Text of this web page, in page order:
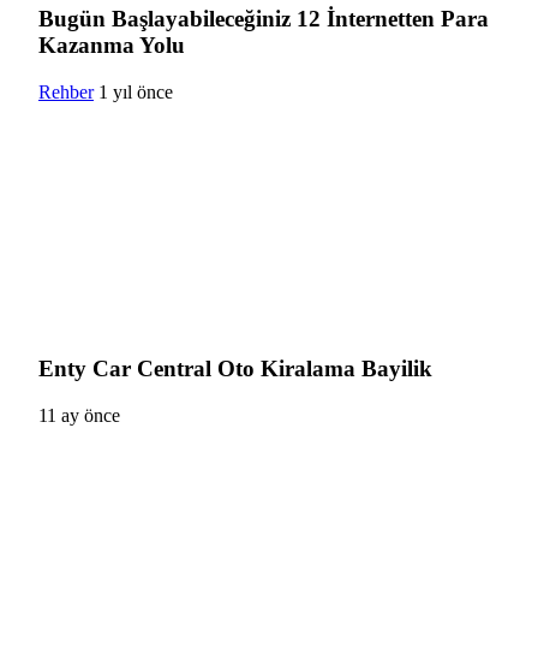
Bugün Başlayabileceğiniz 12 İnternetten Para
Kazanma Yolu
Rehber 1 yıl önce
Enty Car Central Oto Kiralama Bayilik
11 ay önce